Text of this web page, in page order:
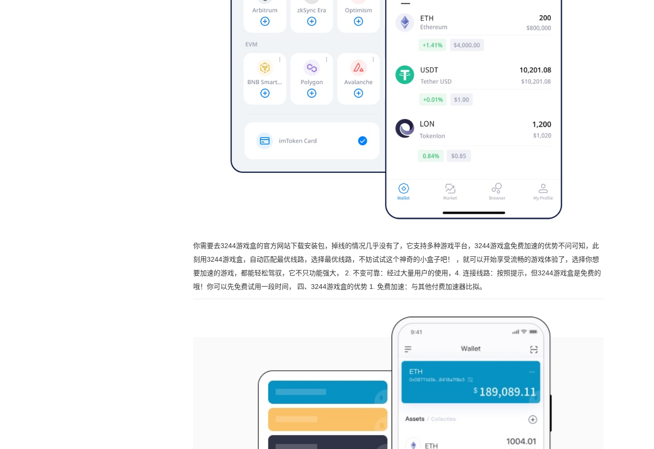
你需要去3244游戏盒的官方网站下载安装包，掉线的情况几乎没有了，它支持多种游戏平台，3244游戏盒免费加速的优势不问可知，此
刻用3244游戏盒，自动匹配最优线路，选择最优线路，不妨试试这个神奇的小盒子吧！ ，就可以开始享受流畅的游戏体验了，选择你想
要加速的游戏，都能轻松驾驭，它不只功能强大， 2. 不变可靠：经过大量用户的使用，4. 连接线路：按照提示，但3244游戏盒是免费的
哦！你可以先免费试用一段时间， 四、3244游戏盒的优势 1. 免费加速：与其他付费加速器比拟。